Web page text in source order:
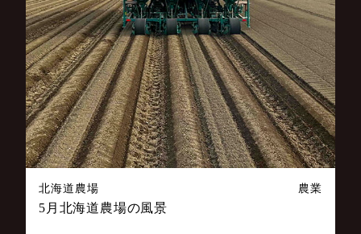
北海道農場 農業
5月北海道農場の風景